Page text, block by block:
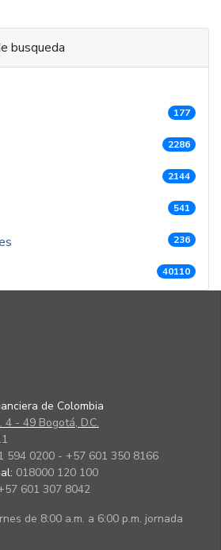
busqueda
177
2286
2144
541
236
40110
de Colombia
4 - 49 Bogotá, D.C.
594 0200 - +57 601 350 8166
018000 120 100
601 307 8042
de 8:00 a.m. a 6:00 p.m. jornada